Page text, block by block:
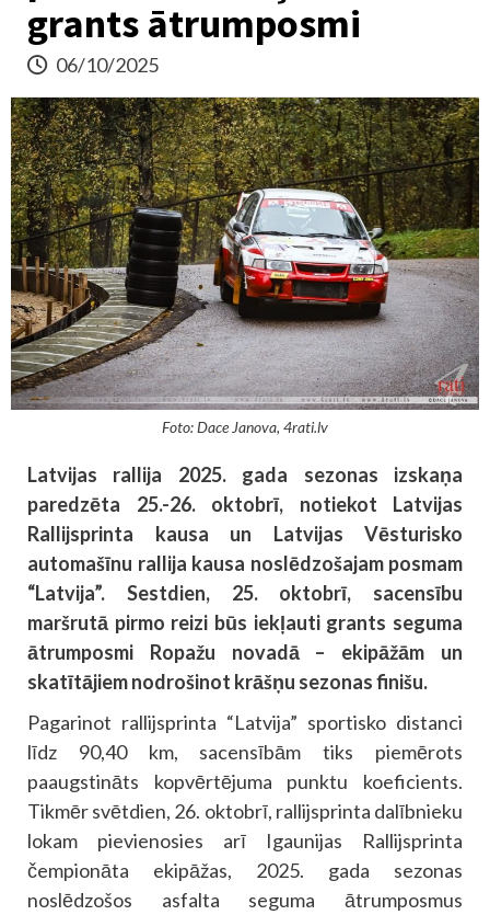
grants ātrumposmi
06/10/2025
Foto: Dace Janova, 4rati.lv
Latvijas rallija 2025. gada sezonas izskaņa
paredzēta 25.-26. oktobrī, notiekot Latvijas
Rallijsprinta kausa un Latvijas Vēsturisko
automašīnu rallija kausa noslēdzošajam posmam
“Latvija”. Sestdien, 25. oktobrī, sacensību
maršrutā pirmo reizi būs iekļauti grants seguma
ātrumposmi Ropažu novadā – ekipāžām un
skatītājiem nodrošinot krāšņu sezonas finišu.
Pagarinot rallijsprinta “Latvija” sportisko distanci
līdz 90,40 km, sacensībām tiks piemērots
paaugstināts kopvērtējuma punktu koeficients.
Tikmēr svētdien, 26. oktobrī, rallijsprinta dalībnieku
lokam pievienosies arī Igaunijas Rallijsprinta
čempionāta ekipāžas, 2025. gada sezonas
noslēdzošos asfalta seguma ātrumposmus